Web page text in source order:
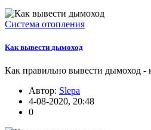
Система отопления
Как вывести дымоход
Как правильно вывести дымоход -
Автор: Slepa
4-08-2020, 20:48
0